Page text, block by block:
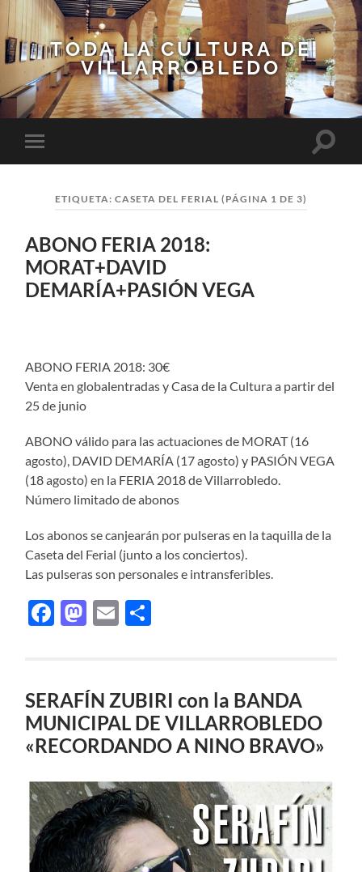
TODA LA CULTURA DE
VILLARROBLEDO
el
móvil
ETIQUETA: CASETA DEL FERIAL (PÁGINA 1 DE 3)
ABONO FERIA 2018:
MORAT+DAVID
DEMARÍA+PASIÓN VEGA
ABONO FERIA 2018: 30€
Venta en globalentradas y Casa de la Cultura a partir del
25 de junio
ABONO válido para las actuaciones de MORAT (16
agosto), DAVID DEMARÍA (17 agosto) y PASIÓN VEGA
(18 agosto) en la FERIA 2018 de Villarrobledo.
Número limitado de abonos
Los abonos se canjearán por pulseras en la taquilla de la
Caseta del Ferial (junto a los conciertos).
Las pulseras son personales e intransferibles.
Facebook
Mastodon
Email
SERAFÍN ZUBIRI con la BANDA
MUNICIPAL DE VILLARROBLEDO
«RECORDANDO A NINO BRAVO»